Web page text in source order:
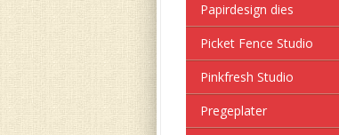
Papirdesign dies
Picket Fence Studio
Pinkfresh Studio
Pregeplater